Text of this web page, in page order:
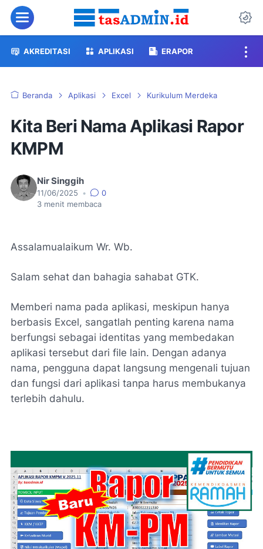
Menu
AKREDITASI APLIKASI ERAPOR
Beranda Aplikasi Excel Kurikulum Merdeka
Kita Beri Nama Aplikasi Rapor
KMPM
Nir Singgih
11/06/2025 •
0
3 menit membaca
Assalamualaikum Wr. Wb.
Salam sehat dan bahagia sahabat GTK.
Memberi nama pada aplikasi, meskipun hanya
berbasis Excel, sangatlah penting karena nama
berfungsi sebagai identitas yang membedakan
aplikasi tersebut dari file lain. Dengan adanya
nama, pengguna dapat langsung mengenali tujuan
dan fungsi dari aplikasi tanpa harus membukanya
terlebih dahulu.